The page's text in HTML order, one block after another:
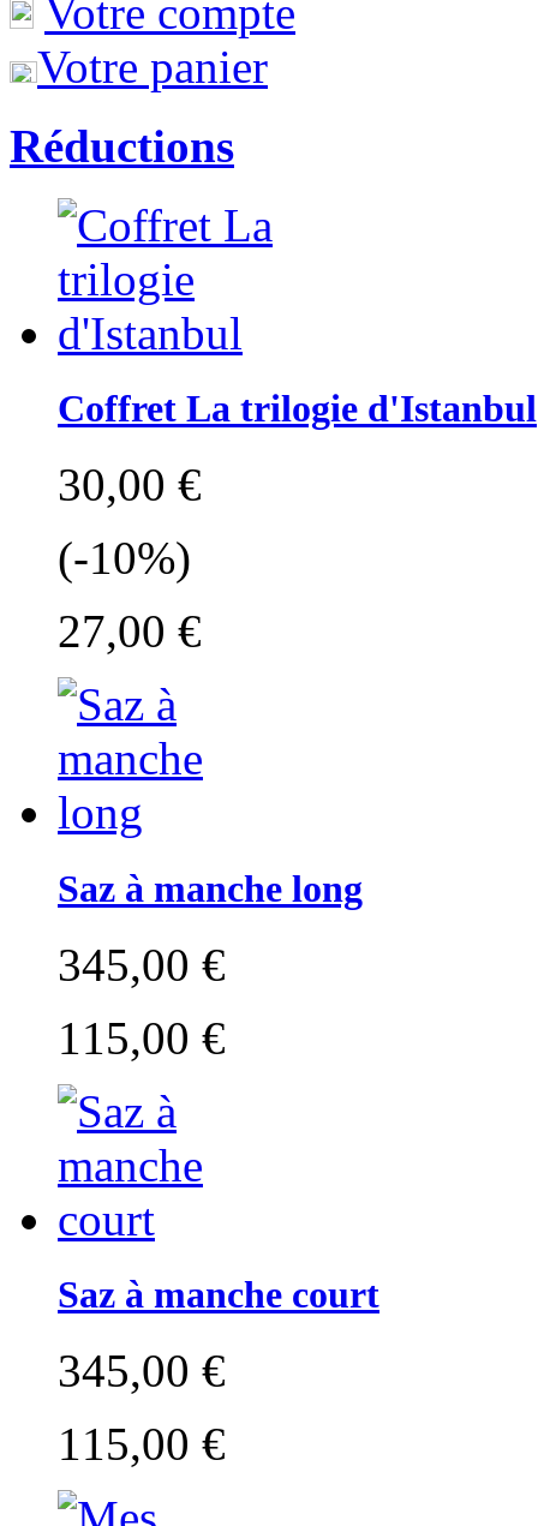
Votre compte
Votre panier
Réductions
Coffret La trilogie d'Istanbul
30,00 €
(-10%)
27,00 €
Saz à manche long
345,00 €
115,00 €
Saz à manche court
345,00 €
115,00 €